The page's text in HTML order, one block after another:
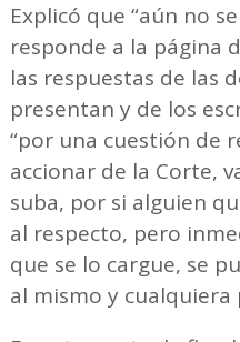
Explicó que “aún no
responde a la página
las respuestas de las
presentan y de los
“por una cuestión de
accionar de la Corte,
suba, por si alguien
al respecto, pero
que se lo cargue, se
al mismo y cualquiera